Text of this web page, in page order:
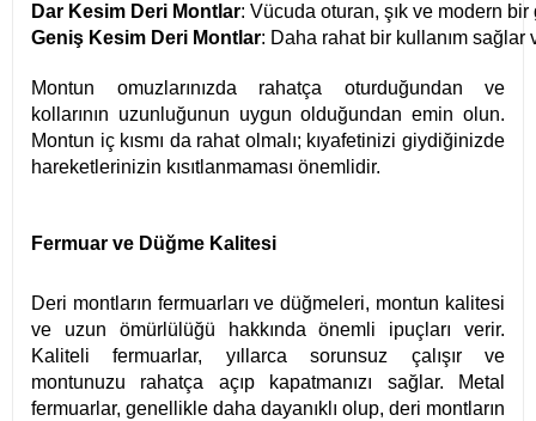
Dar Kesim Deri Montlar: Vücuda oturan, şık ve modern
Geniş Kesim Deri Montlar: Daha rahat bir kullanım
Montun omuzlarınızda rahatça oturduğundan ve
kollarının uzunluğunun uygun olduğundan emin olun.
Montun iç kısmı da rahat olmalı; kıyafetinizi giydiğinizde
hareketlerinizin kısıtlanmaması önemlidir.
Fermuar ve Düğme Kalitesi
Deri montların fermuarları ve düğmeleri, montun kalitesi
ve uzun ömürlülüğü hakkında önemli ipuçları verir.
Kaliteli fermuarlar, yıllarca sorunsuz çalışır ve
montunuzu rahatça açıp kapatmanızı sağlar. Metal
fermuarlar, genellikle daha dayanıklı olup, deri montların